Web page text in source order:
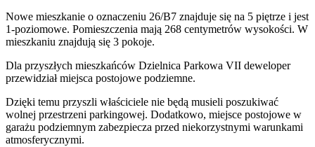
Nowe mieszkanie o oznaczeniu 26/B7 znajduje się na 5 piętrze i jest
1-poziomowe. Pomieszczenia mają 268 centymetrów wysokości. W
mieszkaniu znajdują się 3 pokoje.
Dla przyszłych mieszkańców Dzielnica Parkowa VII deweloper
przewidziałmiejsca postojowe podziemne.
Dzięki temu przyszli właściciele nie będą musieli poszukiwać
wolnej przestrzeni parkingowej. Dodatkowo, miejsce postojowe w
garażu podziemnym zabezpiecza przed niekorzystnymi warunkami
atmosferycznymi.